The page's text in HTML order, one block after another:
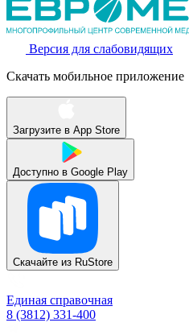
Версия для слабовидящих
Скачать мобильное приложение
Загрузите в App Store
Доступно в Google Play
Скачайте из RuStore
Единая справочная
8 (3812) 331-400